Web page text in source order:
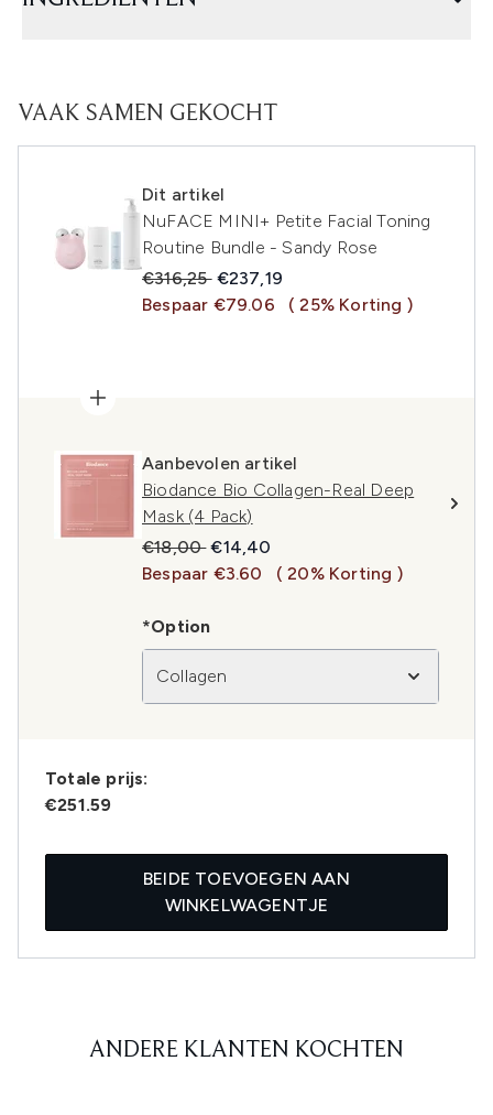
VAAK SAMEN GEKOCHT
Dit artikel
NuFACE MINI+ Petite Facial Toning
Routine Bundle - Sandy Rose
Recommended Retail Price:
€316,25 Huidige prijs:
€237,19
Bespaar €79.06
( 25% Korting )
Aanbevolen artikel
Biodance Bio Collagen-Real Deep
Mask (4 Pack)
Recommended Retail Price:
€18,00Huidige prijs:
€14,40
Bespaar €3.60
( 20% Korting )
*Option
Collagen
Totale prijs:
€251.59
BEIDE TOEVOEGEN AAN
WINKELWAGENTJE
ANDERE KLANTEN KOCHTEN